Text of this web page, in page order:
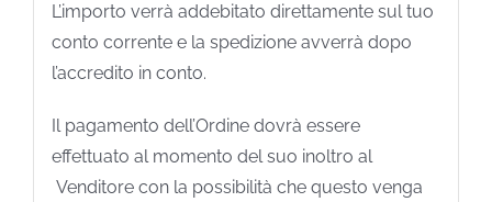
L’importo verrà addebitato direttamente sul tuo
conto corrente e la spedizione avverrà dopo
l’accredito in conto.
Il pagamento dell’Ordine dovrà essere
effettuato al momento del suo inoltro al
Venditore con la possibilità che questo venga